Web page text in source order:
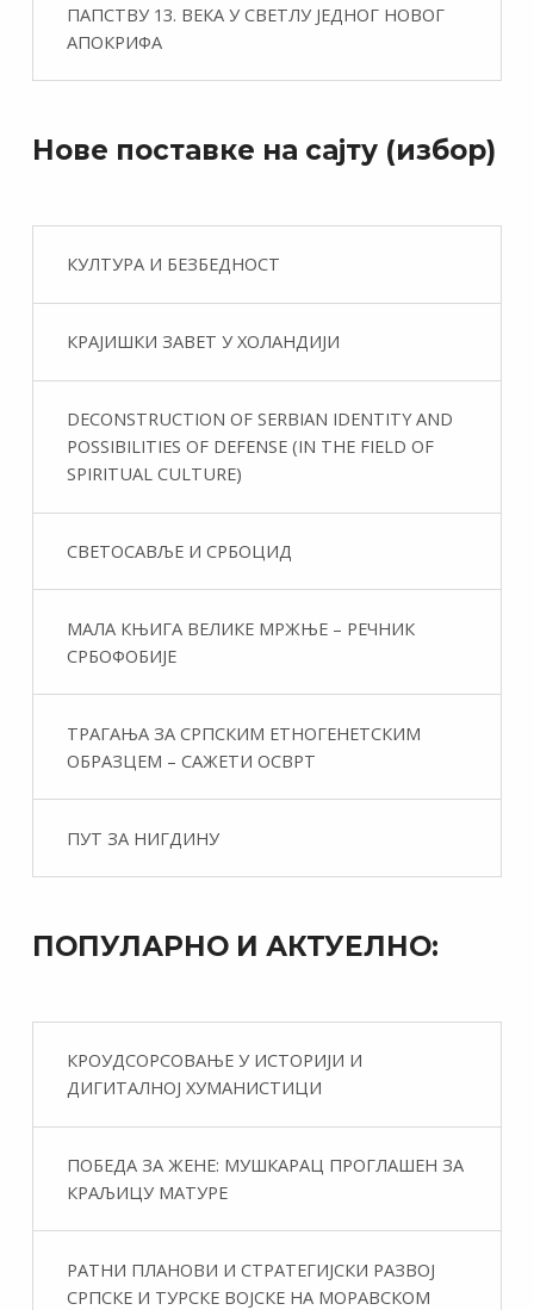
ПАПСТВУ 13. ВЕКА У СВЕТЛУ ЈЕДНОГ НОВОГ
АПОКРИФА
Нове поставке на сајту (избор)
КУЛТУРА И БЕЗБЕДНОСТ
КРАЈИШКИ ЗАВЕТ У ХОЛАНДИЈИ
DECONSTRUCTION OF SERBIAN IDENTITY AND
POSSIBILITIES OF DEFENSE (IN THE FIELD OF
SPIRITUAL CULTURE)
СВЕТОСАВЉЕ И СРБОЦИД
МАЛА КЊИГА ВЕЛИКЕ МРЖЊЕ – РЕЧНИК
СРБОФОБИЈЕ
ТРАГАЊА ЗА СРПСКИМ ЕТНОГЕНЕТСКИМ
ОБРАЗЦЕМ – САЖЕТИ ОСВРТ
ПУТ ЗА НИГДИНУ
ПОПУЛАРНО И АКТУЕЛНО:
КРОУДСОРСОВАЊЕ У ИСТОРИЈИ И
ДИГИТАЛНОЈ ХУМАНИСТИЦИ
ПОБЕДА ЗА ЖЕНЕ: МУШКАРАЦ ПРОГЛАШЕН ЗА
КРАЉИЦУ МАТУРЕ
РАТНИ ПЛАНОВИ И СТРАТЕГИЈСКИ РАЗВОЈ
СРПСКЕ И ТУРСКЕ ВОЈСКЕ НА МОРАВСКОМ